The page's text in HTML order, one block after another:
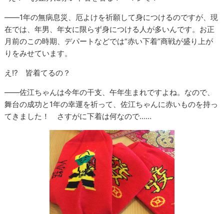
――1年の無病息災、厄よけを祈願して身につけるのですが、現
在では、年男、年女に限らず身につける人が多いんです。お正
月前のこの時期、デパートなどでは“赤い下着”商戦が盛り上が
りをみせています。
え!? 皆着てるの？
――佐江ちゃんは今年の干支、午年生まれですよね。なので、
舞台の成功と1年の幸運を祈って、佐江ちゃんに赤いものを持っ
てきました！ さすがに下着は何なので……